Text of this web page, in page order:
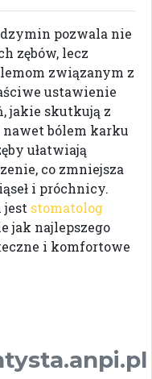
pozwala nie
zębów, lecz
związanym z
ustawienie
jakie skutkują z
bólem karku
ułatwiają
co zmniejsza
i próchnicy.
jest stomatolog
jak najlepszego
i komfortowe